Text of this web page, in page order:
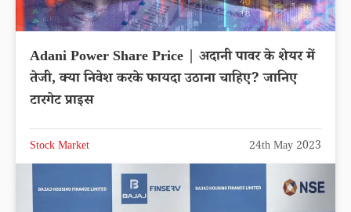
Adani Power Share Price | अदानी पावर के शेयर में
तेजी, क्या निवेश करके फायदा उठाना चाहिए? जानिए
टारगेट प्राइस
Stock Market 24th May 2023